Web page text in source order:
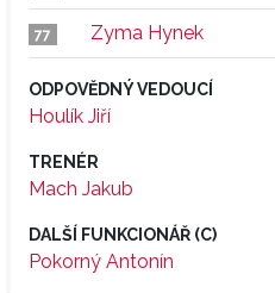
77 Zyma Hynek
ODPOVĚDNÝ VEDOUCÍ
Houlík Jiří
TRENÉR
Mach Jakub
DALŠÍ FUNKCIONÁŘ (C)
Pokorný Antonín